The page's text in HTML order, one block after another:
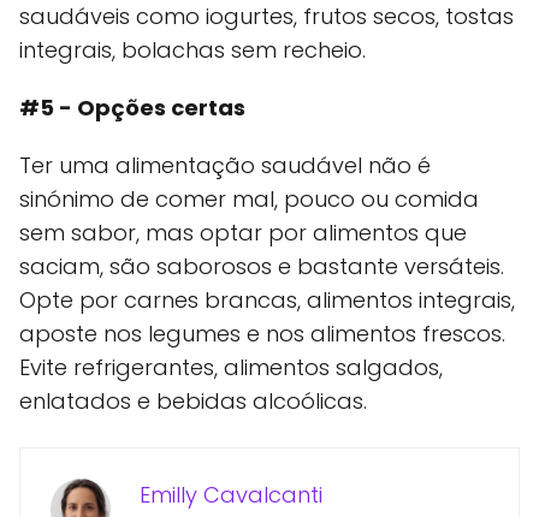
saudáveis como iogurtes, frutos secos, tostas
integrais, bolachas sem recheio.
#5 - Opções certas
Ter uma alimentação saudável não é
sinónimo de comer mal, pouco ou comida
sem sabor, mas optar por alimentos que
saciam, são saborosos e bastante versáteis.
Opte por carnes brancas, alimentos integrais,
aposte nos legumes e nos alimentos frescos.
Evite refrigerantes, alimentos salgados,
enlatados e bebidas alcoólicas.
Emilly Cavalcanti